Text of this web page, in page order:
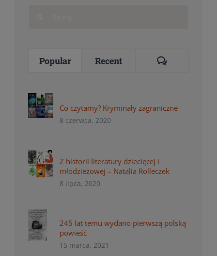
Popular Recent Comments
Co czytamy? Kryminały zagraniczne
8 czerwca, 2020
Z historii literatury dziecięcej i
młodzieżowej – Natalia Rolleczek
8 lipca, 2020
245 lat temu wydano pierwszą polską
powieść
15 marca, 2021